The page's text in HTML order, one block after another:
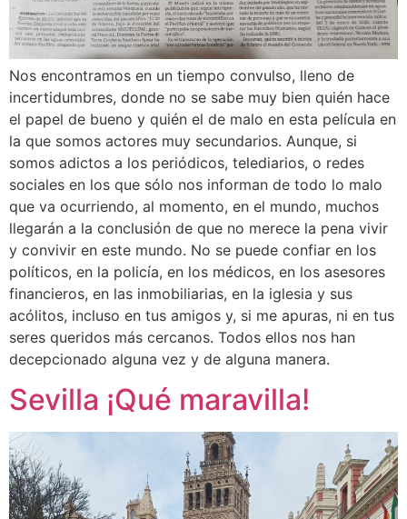
Nos encontramos en un tiempo convulso, lleno de
incertidumbres, donde no se sabe muy bien quién hace
el papel de bueno y quién el de malo en esta película en
la que somos actores muy secundarios. Aunque, si
somos adictos a los periódicos, telediarios, o redes
sociales en los que sólo nos informan de todo lo malo
que va ocurriendo, al momento, en el mundo, muchos
llegarán a la conclusión de que no merece la pena vivir
y convivir en este mundo. No se puede confiar en los
políticos, en la policía, en los médicos, en los asesores
financieros, en las inmobiliarias, en la iglesia y sus
acólitos, incluso en tus amigos y, si me apuras, ni en tus
seres queridos más cercanos. Todos ellos nos han
decepcionado alguna vez y de alguna manera.
Sevilla ¡Qué maravilla!